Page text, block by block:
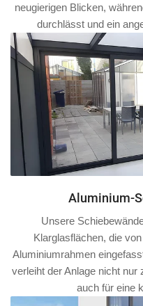
neugierigen Blicken,
durchlässt und ein
Aluminium-
Unsere
Klarglasflächen, die
Aluminiumrahmen
verleiht der Anlage nicht
auch für eine